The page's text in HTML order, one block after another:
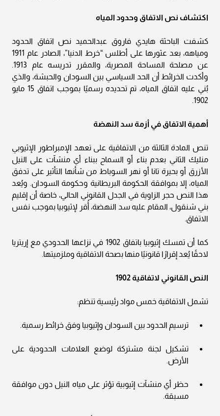
اكتشاف نص الاتفاق وحدود المياه
كشفت الباحثة هايدي فاروق عبدالحميد نص اتفاق الحدود
ومياهه، بعد عثورها على أطلس “خرط الدنيا”، الصادر عام 1911
عن مصلحة المساحة المصرية، والمقرر تدريسه عام 1913.
وأكدت الخرائط أن الحد السياسي بين السودان والحبشة، والذي
بُني عليه اتفاق المياه، تم تحديده رسميًا بموجب اتفاق 15 مايو
1902.
أهمية الاتفاق في أزمة سد النهضة
تنص المادة الثالثة من الاتفاقية على تعهد الإمبراطور الإثيوبي
منليك الثاني بعدم بناء أو السماح ببناء أي منشآت على النيل
الأزرق أو بحيرة تانا أو نهر السوباط من شأنها التأثير على تدفق
المياه، إلا بموافقة الحكومة البريطانية وحكومة السودان. ويُعد
هذا النص حجر الزاوية في الجدل القانوني الحالي، خاصة أن إقليم
بني شنقول، المقام عليه سد النهضة، أُقر لإثيوبيا بموجب نفس
الاتفاق.
كما أن تمسك إثيوبيا باتفاق 1902 في نزاعها الحدودي مع إريتريا
لاحقًا يُعد إقرارًا قانونيًا منها بصحة الاتفاقية وملزميتها.
النص القانوني لاتفاقية 1902
تشمل الاتفاقية خمس مواد رئيسية تنظم:
ترسيم الحدود بين السودان وإثيوبيا وفق خرائط رسمية.
تشكيل لجنة مشتركة لوضع العلامات الحدودية على
الأرض.
حظر أي منشآت إثيوبية تؤثر على مياه النيل دون موافقة
مسبقة.